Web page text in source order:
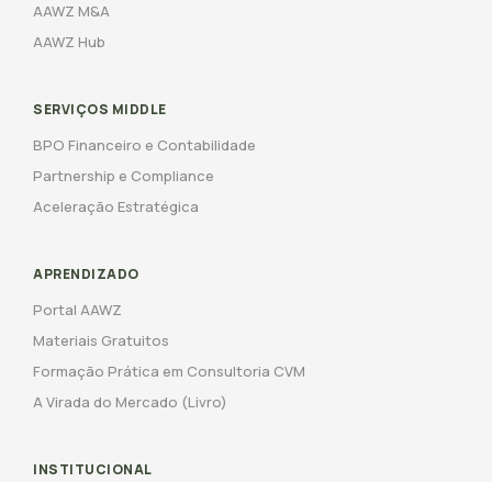
AAWZ M&A
AAWZ Hub
SERVIÇOS MIDDLE
BPO Financeiro e Contabilidade
Partnership e Compliance
Aceleração Estratégica
APRENDIZADO
Portal AAWZ
Materiais Gratuitos
Formação Prática em Consultoria CVM
A Virada do Mercado (Livro)
INSTITUCIONAL